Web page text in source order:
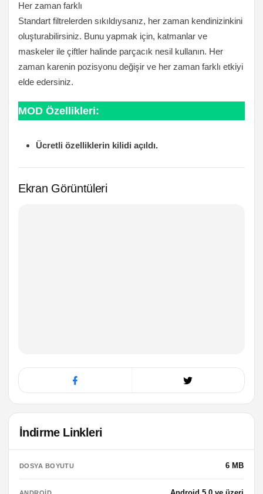
Her zaman farklı
Standart filtrelerden sıkıldıysanız, her zaman kendinizinkini
oluşturabilirsiniz. Bunu yapmak için, katmanlar ve
maskeler ile çiftler halinde parçacık nesil kullanın. Her
zaman karenin pozisyonu değişir ve her zaman farklı etkiyi
elde edersiniz.
MOD Özellikleri:
Ücretli özelliklerin kilidi açıldı.
Ekran Görüntüleri
İndirme Linkleri
DOSYA BOYUTU 6 MB